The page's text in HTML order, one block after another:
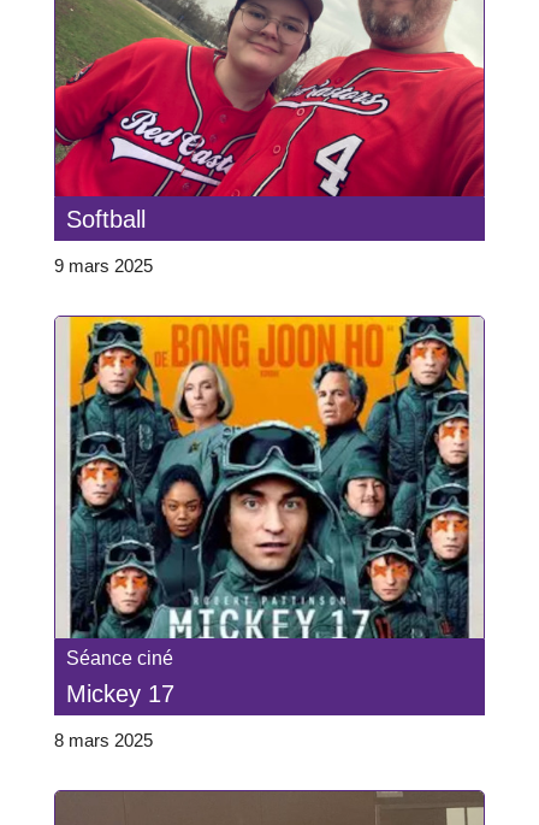
Softball
9 mars 2025
Séance ciné
Mickey 17
8 mars 2025